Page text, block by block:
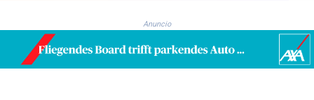
BDT 142.688227
BIF 3451.157116
BMD 1.156136
Anuncio